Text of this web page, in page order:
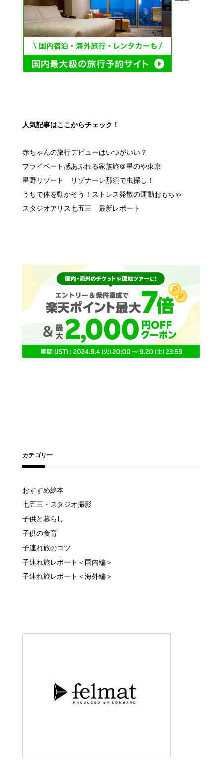
人気記事はここからチェック！
赤ちゃんの旅行デビューはいつがいい？
プライベート感あふれる家族旅＠星のや東京
星野リゾート リゾナーレ那須で虫探し！
うちで体を動かそう！ストレス発散の運動おもちゃ
スタジオアリス七五三 最新レポート
カテゴリー
おすすめ絵本
七五三・スタジオ撮影
子供と暮らし
子供の食育
子連れ旅のコツ
子連れ旅レポート＜国内編＞
子連れ旅レポート＜海外編＞